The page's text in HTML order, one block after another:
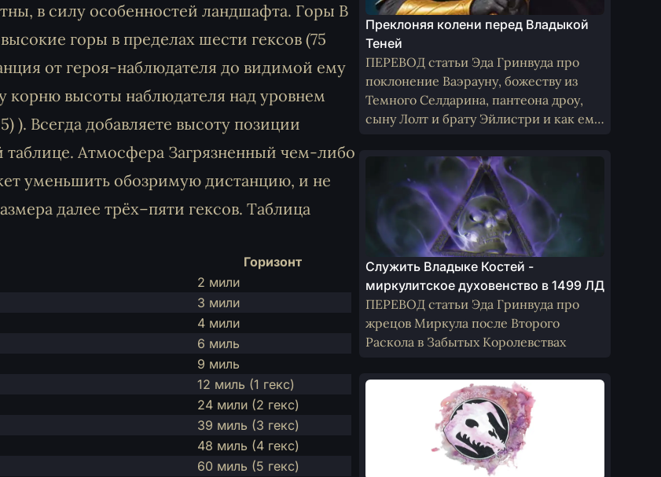
в силу особенностей ландшафта. Горы В
горы в пределах шести гексов (75
от героя-наблюдателя до видимой ему
корню высоты наблюдателя над уровнем
). Всегда добавляете высоту позиции
Атмосфера Загрязненный чем-либо
уменьшить обозримую дистанцию, и не
далее трёх–пяти гексов. Таблица
Горизонт
2 мили
3 мили
4 мили
6 миль
9 миль
12 миль (1 гекс)
24 мили (2 гекс)
39 миль (3 гекс)
48 миль (4 гекс)
60 миль (5 гекс)
Преклоняя колени перед Владыкой
Теней
ПЕРЕВОД статьи Эда Гринвуда про
поклонение Ваэрауну, божеству из
Темного Селдарина, пантеона дроу,
сыну Лолт и брату Эйлистри и как ему
Служить Владыке Костей -
миркулитское духовенство в 1499 ЛД
ПЕРЕВОД статьи Эда Гринвуда про
жрецов Миркула после Второго
Раскола в Забытых Королевствах